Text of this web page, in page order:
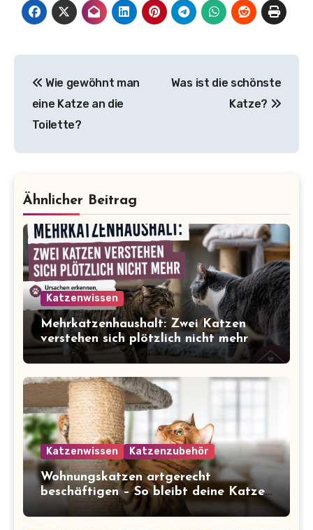
Wie gewöhnt man
eine Katze an die
Toilette?
Was ist die schönste
Katze?
Ähnlicher Beitrag
Katzenwissen
Mehrkatzenhaushalt: Zwei Katzen
verstehen sich plötzlich nicht mehr
Katzenwissen Katzenzubehör
Wohnungskatzen artgerecht
beschäftigen – So bleibt deine Katze
glücklich und gesund